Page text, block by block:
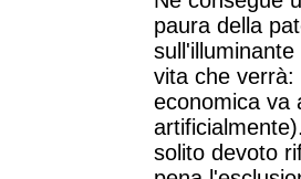
paura della
vita che
economica va
solito devoto